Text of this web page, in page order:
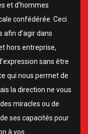
et d’hommes
confédérée. Ceci
d’agir dans
hors entreprise,
sans être
qui nous permet de
la direction ne vous
miracles ou de
ses capacités pour
à vos